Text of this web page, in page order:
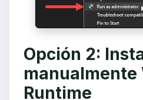
Opción 2:
manualmente
Runtime